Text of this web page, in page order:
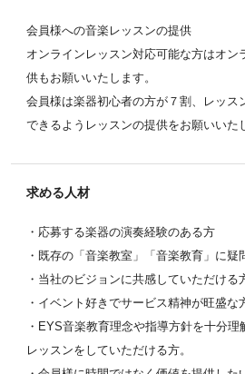
会員様への音楽レッスンの提供
オンラインレッスン対応可能な方はオン
供もお願いいたします。
会員様は楽器初心者の方が７割、レッス
できるようレッスンの提供をお願いいた
求める人材
・応募する楽器の演奏経験のある方
・既存の「音楽教室」「音楽教育」に疑
・当社のビジョンに共感していただける
・イベント好きでサービス精神が旺盛な
・EYS音楽教育理念や指導方針を十分
レッスンをしていただける方。